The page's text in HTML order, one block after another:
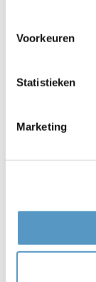
Voorkeuren
Statistieken
Marketing